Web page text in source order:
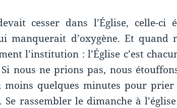
cesser dans l’Église, celle-ci
manquerait d’oxygène. Et quand
l’institution : l’Église c’est
nous ne prions pas, nous
moins quelques minutes pour
rassembler le dimanche à